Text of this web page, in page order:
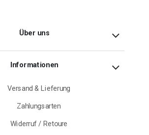
Über uns
Informationen
Versand & Lieferung
Zahlungsarten
Widerruf / Retoure